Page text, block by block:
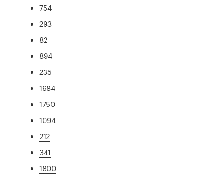
754
293
82
894
235
1984
1750
1094
212
341
1800